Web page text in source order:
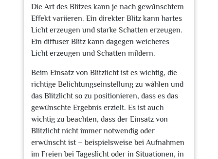
Die Art des Blitzes kann je nach gewünschtem
Effekt variieren. Ein direkter Blitz kann hartes
Licht erzeugen und starke Schatten erzeugen.
Ein diffuser Blitz kann dagegen weicheres
Licht erzeugen und Schatten mildern.
Beim Einsatz von Blitzlicht ist es wichtig, die
richtige Belichtungseinstellung zu wählen und
das Blitzlicht so zu positionieren, dass es das
gewünschte Ergebnis erzielt. Es ist auch
wichtig zu beachten, dass der Einsatz von
Blitzlicht nicht immer notwendig oder
erwünscht ist – beispielsweise bei Aufnahmen
im Freien bei Tageslicht oder in Situationen, in